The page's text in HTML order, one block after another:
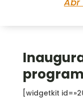
[widgetkit